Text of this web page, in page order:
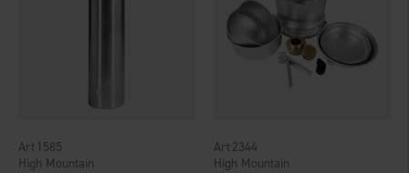
High Mountain
1585
High Mountain
2344